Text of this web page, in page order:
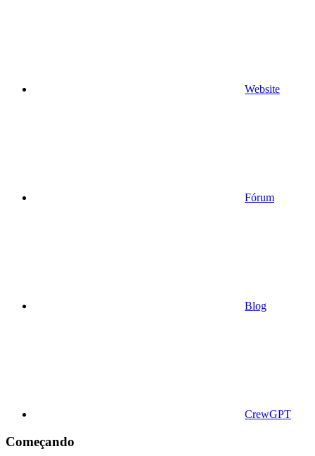
Website
Fórum
Blog
CrewGPT
Começando